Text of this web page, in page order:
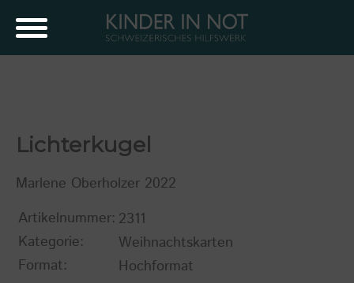
Lichterkugel
Marlene Oberholzer 2022
Artikelnummer: 2311
Kategorie:
Weihnachtskarten
Format:
Hochformat